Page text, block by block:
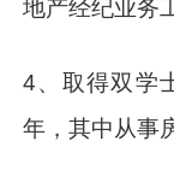
地产经纪业务
4、取得双学
年，其中从事